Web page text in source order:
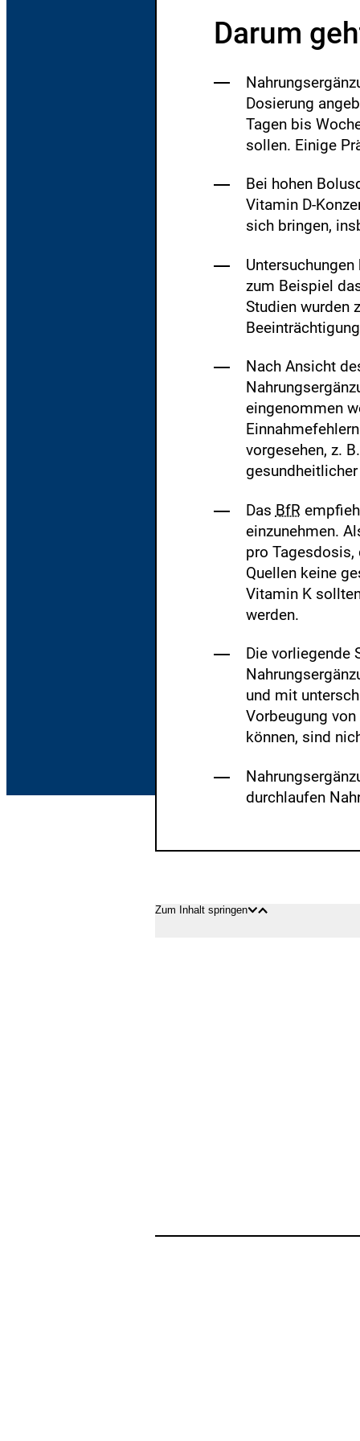
Darum
Dosierung
Tagen bis
sollen. Einige
Bei hohen
Vitamin D-
sich bringen,
zum Beispiel
Studien wurden
Nach Ansicht
eingenommen
vorgesehen, z.
Das BfR
einzunehmen.
pro
Quellen keine
Vitamin K
werden.
Die vorliegende
und mit
Vorbeugung
können, sind
durchlaufen
Zum Inhalt springen InhaltInhalt